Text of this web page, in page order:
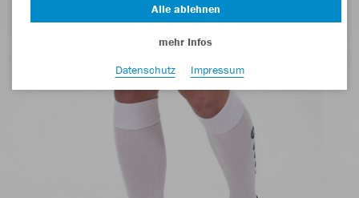
Alle ablehnen
mehr Infos
Datenschutz
Impressum